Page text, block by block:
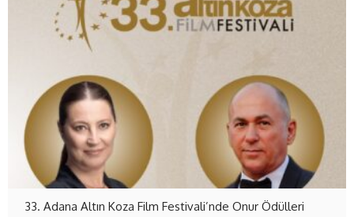
33. Adana Altın Koza Film Festivali’nde Onur Ödülleri